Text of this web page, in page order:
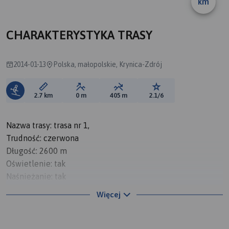
CHARAKTERYSTYKA TRASY
2014-01-13 Polska, małopolskie, Krynica-Zdrój
Długość trasy:
2.7 km Suma przewyższeń:
0 m Suma spadków:
405 m Ocena trasy:
2.1/6
Nazwa trasy: trasa nr 1,
Trudność: czerwona
Długość: 2600 m
Oświetlenie: tak
Naśnieżanie: tak
Więcej